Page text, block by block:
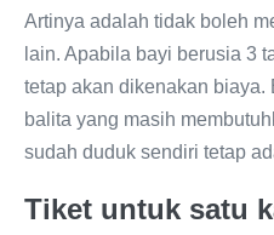
Artinya adalah tidak boleh
lain. Apabila bayi berusia 3
tetap akan dikenakan biaya.
balita yang masih
sudah duduk sendiri tetap
Tiket untuk satu